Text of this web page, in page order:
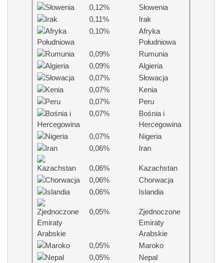
0,12%
Słowenia
0,11%
Irak
0,10%
Afryka
Południowa
0,09%
Rumunia
0,09%
Algieria
0,07%
Słowacja
0,07%
Kenia
0,07%
Peru
0,07%
Bośnia i
Hercegowina
0,07%
Nigeria
0,06%
Iran
0,06%
Kazachstan
0,06%
Chorwacja
0,06%
Islandia
0,05%
Zjednoczone
Emiraty
Arabskie
0,05%
Maroko
0,05%
Nepal